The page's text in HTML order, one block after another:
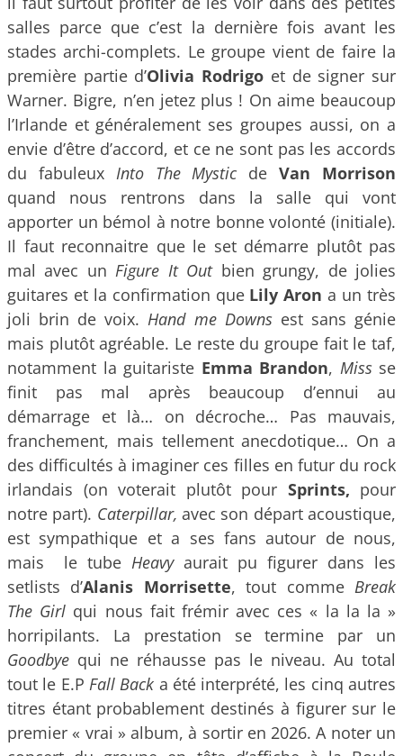
salles parce que c’est la dernière fois avant les
stades archi-complets. Le groupe vient de faire la
première partie d’Olivia Rodrigo et de signer sur
Warner. Bigre, n’en jetez plus ! On aime beaucoup
l’Irlande et généralement ses groupes aussi, on a
envie d’être d’accord, et ce ne sont pas les accords
du fabuleux Into The Mystic deVan Morrison
quand nous rentrons dans la salle qui vont
apporter un bémol à notre bonne volonté (initiale).
Il faut reconnaitre que le set démarre plutôt pas
mal avec unFigure It Outbien grungy, de jolies
guitares et la confirmation que Lily Aron a un très
joli brin de voix. Hand me Downsest sans génie
mais plutôt agréable. Le reste du groupe fait le taf,
notamment la guitariste Emma Brandon, Missse
finit pas mal après beaucoup d’ennui au
démarrage et là… on décroche… Pas mauvais,
franchement, mais tellement anecdotique… On a
des difficultés à imaginer ces filles en futur du rock
irlandais (on voterait plutôt pour Sprints, pour
notre part). Caterpillar, avec son départ acoustique,
est sympathique et a ses fans autour de nous,
mais le tube Heavy aurait pu figurer dans les
setlists d’Alanis Morrisette, tout commeBreak
The Girl qui nous fait frémir avec ces « la la la »
horripilants. La prestation se termine par un
Goodbye qui ne réhausse pas le niveau. Au total
tout le E.P Fall Back a été interprété, les cinq autres
titres étant probablement destinés à figurer sur le
premier « vrai » album, à sortir en 2026. A noter un